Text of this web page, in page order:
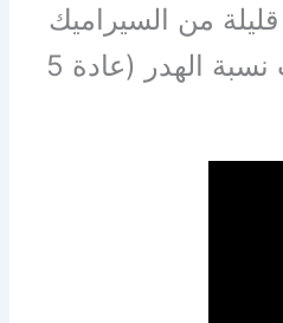
من السيراميك
دون احتساب نسبة الهدر (عادة 5